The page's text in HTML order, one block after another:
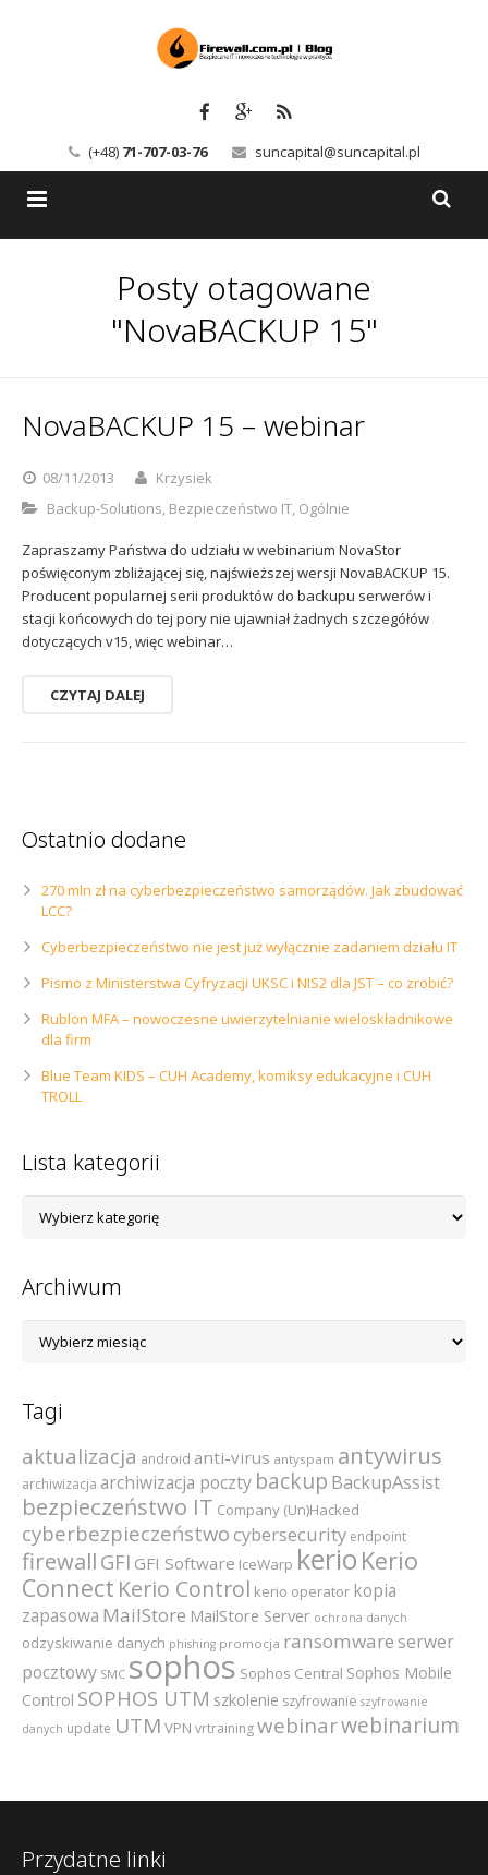
(+48) 71-707-03-76 suncapital@suncapital.pl
Sophos
Polityka prywatności
Posty otagowane
"NovaBACKUP 15"
NovaBACKUP 15 – webinar
08/11/2013
Krzysiek
Backup-Solutions, Bezpieczeństwo IT, Ogólnie
Zapraszamy Państwa do udziału w webinarium NovaStor
poświęconym zbliżającej się, najświeższej wersji NovaBACKUP 15.
Producent popularnej serii produktów do backupu serwerów i
stacji końcowych do tej pory nie ujawniał żadnych szczegółów
dotyczących v15, więc webinar…
CZYTAJ DALEJ
Ostatnio dodane
270 mln zł na cyberbezpieczeństwo samorządów. Jak zbudować
LCC?
Cyberbezpieczeństwo nie jest już wyłącznie zadaniem działu IT
Pismo z Ministerstwa Cyfryzacji UKSC i NIS2 dla JST – co zrobić?
Rublon MFA – nowoczesne uwierzytelnianie wieloskładnikowe
dla firm
Blue Team KIDS – CUH Academy, komiksy edukacyjne i CUH
TROLL
Lista kategorii
kategorii
Archiwum
Tagi
aktualizacja android anti-virus antyspam antywirus
archiwizacja archiwizacja poczty backup BackupAssist
bezpieczeństwo IT Company (Un)Hacked
cyberbezpieczeństwocybersecurity endpoint
firewall GFI GFI Software IceWarp kerio Kerio
Connect Kerio Control kerio operator kopia
zapasowa MailStore MailStore Server ochrona danych
odzyskiwanie danych phishing promocja ransomware serwer
pocztowy SMC sophos Sophos Central Sophos Mobile
Control SOPHOS UTM szkolenie szyfrowanie szyfrowanie
danych update UTM VPN vrtrainingwebinarwebinarium
Przydatne linki